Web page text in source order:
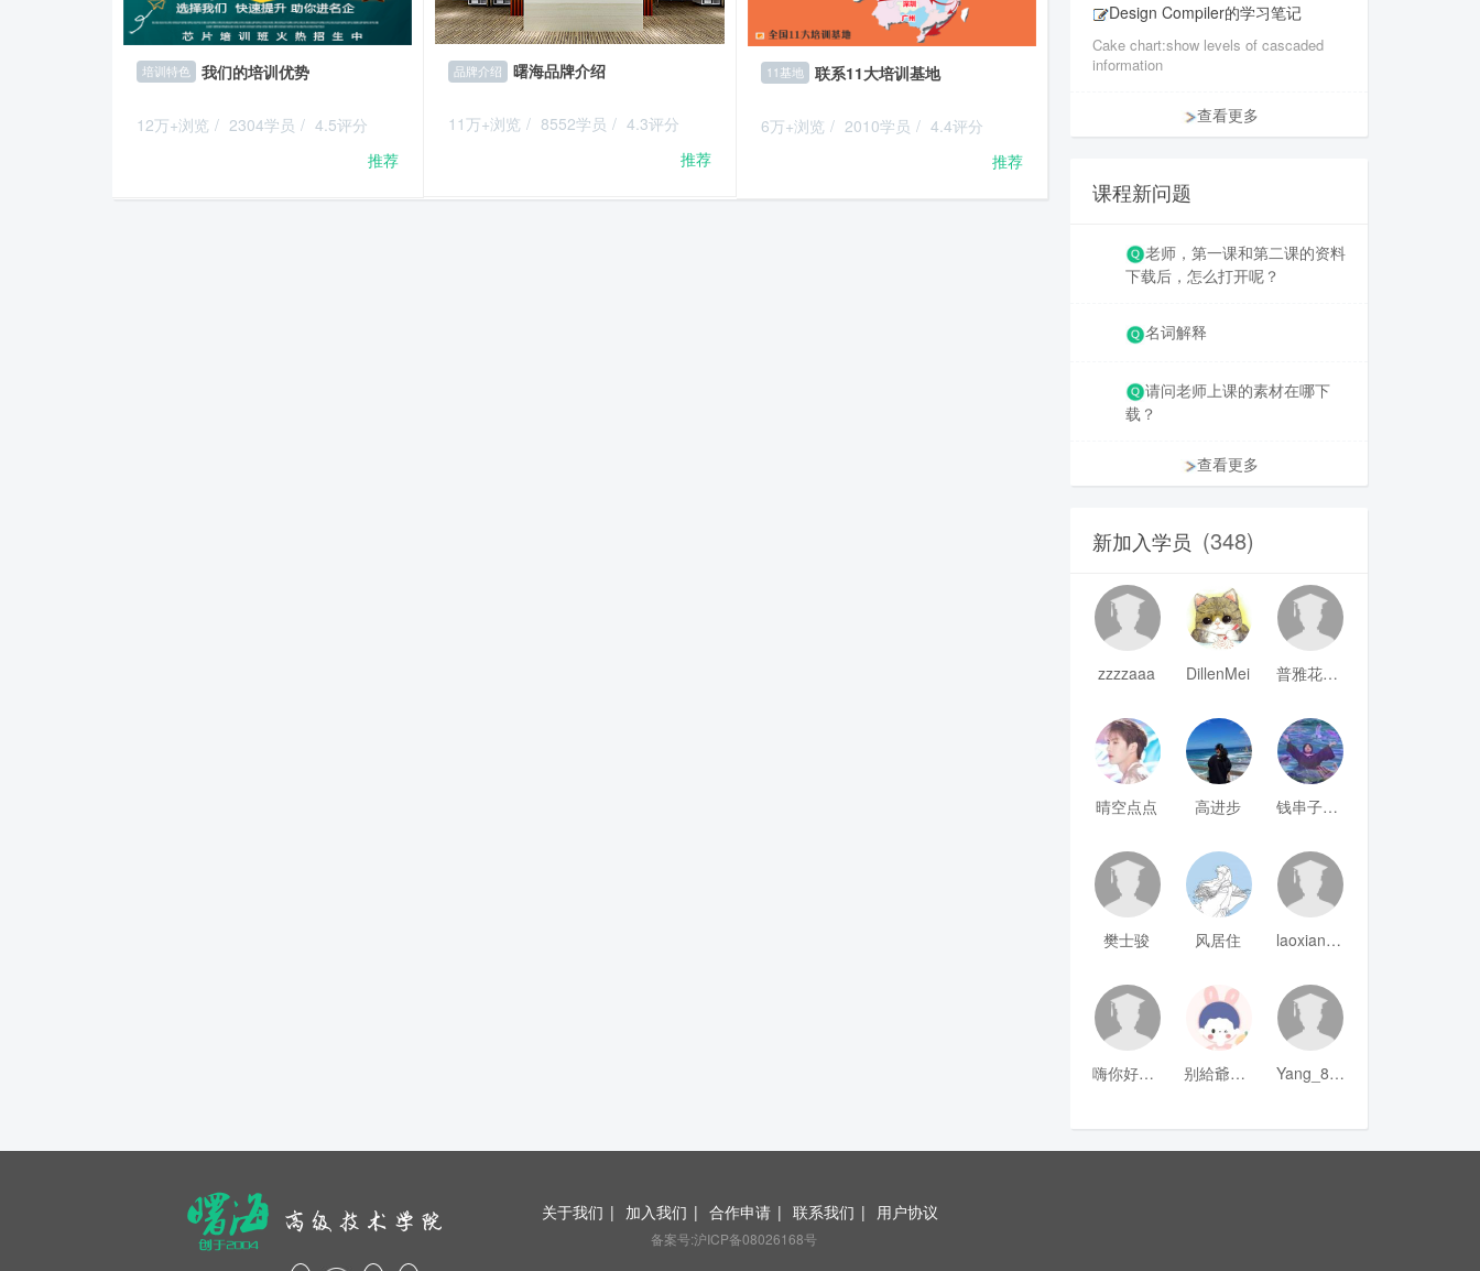
培训特色 我们的培训优势
12万+浏览 / 2304学员 / 4.5评分
推荐
品牌介绍 曙海品牌介绍
11万+浏览 / 8552学员 / 4.3评分
推荐
11基地 联系11大培训基地
6万+浏览 / 2010学员 / 4.4评分
推荐
Design Compiler的学习笔记
Cake chart:show levels of cascaded
information
查看更多
课程新问题
老师，第一课和第二课的资料
下载后，怎么打开呢？
名词解释
请问老师上课的素材在哪下
载？
查看更多
新加入学员 (348)
zzzzaaa DillenMei 普雅花qya
晴空点点 高进步 钱串子123
樊士骏 风居住 laoxianrou
嗨你好8mm 别給爺装纯 Yang_811
关于我们 | 加入我们 | 合作申请 | 联系我们 | 用户协议
备案号:沪ICP备08026168号